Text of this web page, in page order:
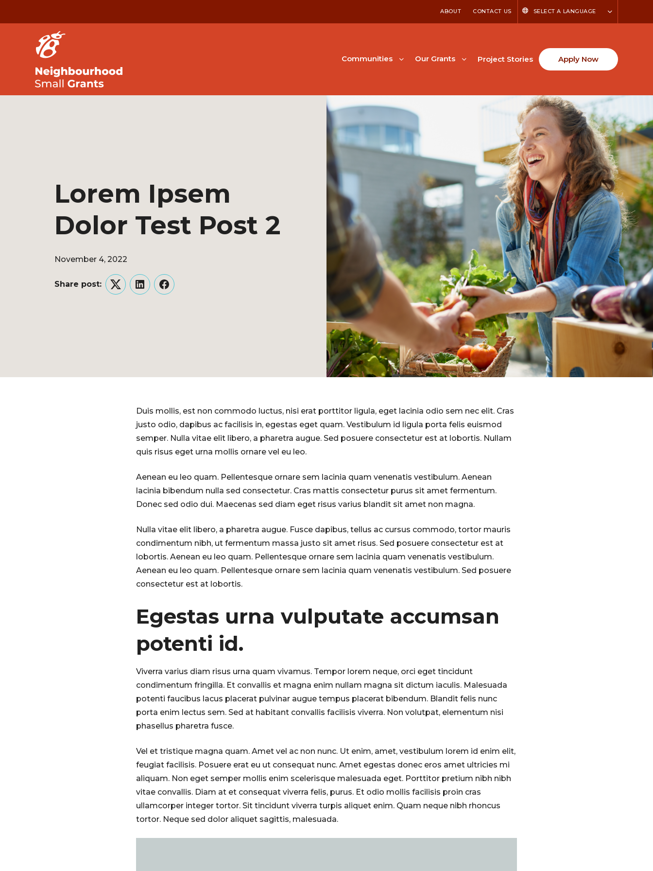
ABOUT CONTACT US SELECT A LANGUAGE
Communities Our Grants Project Stories Apply Now
Lorem Ipsem
Dolor Test Post 2
November 4, 2022
Share post:
TwitterLinkedInFacebook
Duis mollis, est non commodo luctus, nisi erat porttitor ligula, eget lacinia odio sem nec elit. Cras
justo odio, dapibus ac facilisis in, egestas eget quam. Vestibulum id ligula porta felis euismod
semper. Nulla vitae elit libero, a pharetra augue. Sed posuere consectetur est at lobortis. Nullam
quis risus eget urna mollis ornare vel eu leo.
Aenean eu leo quam. Pellentesque ornare sem lacinia quam venenatis vestibulum. Aenean
lacinia bibendum nulla sed consectetur. Cras mattis consectetur purus sit amet fermentum.
Donec sed odio dui. Maecenas sed diam eget risus varius blandit sit amet non magna.
Nulla vitae elit libero, a pharetra augue. Fusce dapibus, tellus ac cursus commodo, tortor mauris
condimentum nibh, ut fermentum massa justo sit amet risus. Sed posuere consectetur est at
lobortis. Aenean eu leo quam. Pellentesque ornare sem lacinia quam venenatis vestibulum.
Aenean eu leo quam. Pellentesque ornare sem lacinia quam venenatis vestibulum. Sed posuere
consectetur est at lobortis.
Egestas urna vulputate accumsan
potenti id.
Viverra varius diam risus urna quam vivamus. Tempor lorem neque, orci eget tincidunt
condimentum fringilla. Et convallis et magna enim nullam magna sit dictum iaculis. Malesuada
potenti faucibus lacus placerat pulvinar augue tempus placerat bibendum. Blandit felis nunc
porta enim lectus sem. Sed at habitant convallis facilisis viverra. Non volutpat, elementum nisi
phasellus pharetra fusce.
Vel et tristique magna quam. Amet vel ac non nunc. Ut enim, amet, vestibulum lorem id enim elit,
feugiat facilisis. Posuere erat eu ut consequat nunc. Amet egestas donec eros amet ultricies mi
aliquam. Non eget semper mollis enim scelerisque malesuada eget. Porttitor pretium nibh nibh
vitae convallis. Diam at et consequat viverra felis, purus. Et odio mollis facilisis proin cras
ullamcorper integer tortor. Sit tincidunt viverra turpis aliquet enim. Quam neque nibh rhoncus
tortor. Neque sed dolor aliquet sagittis, malesuada.